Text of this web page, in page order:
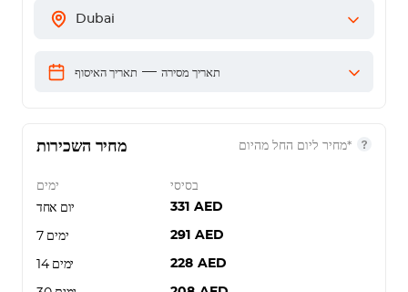
Dubai
תאריך האיסוף — תאריך מסירה
מחיר השכירות *מחיר ליום החל מהיום
ימים
בסיסי
יום אחד
331 AED
7 ימים 291 AED
14 ימים 228 AED